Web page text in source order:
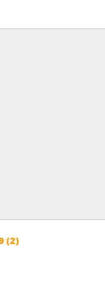
(2)